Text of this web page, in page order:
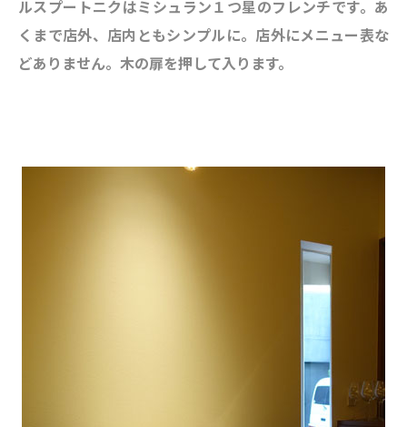
ルスプートニクはミシュラン１つ星のフレンチです。あ
くまで店外、店内ともシンプルに。店外にメニュー表な
どありません。木の扉を押して入ります。